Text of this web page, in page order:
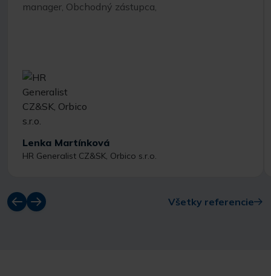
manager, Obchodný zástupca,
Lenka Martínková
HR Generalist CZ&SK, Orbico s.r.o.
Všetky referencie